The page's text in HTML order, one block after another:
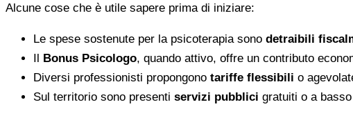
Alcune cose che è utile sapere prima di iniziare:
Le spese sostenute per la psicoterapia sono detraibili
Il Bonus Psicologo, quando attivo, offre un contributo
Diversi professionisti propongono tariffe flessibili o
Sul territorio sono presenti servizi pubblici gratuiti o a